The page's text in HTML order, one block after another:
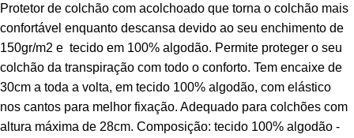
Protetor de colchão com acolchoado que torna o colchão mais
confortável enquanto descansa devido ao seu enchimento de
150gr/m2 e tecido em 100% algodão. Permite proteger o seu
colchão da transpiração com todo o conforto. Tem encaixe de
30cm a toda a volta, em tecido 100% algodão, com elástico
nos cantos para melhor fixação. Adequado para colchões com
altura máxima de 28cm. Composição: tecido 100% algodão -